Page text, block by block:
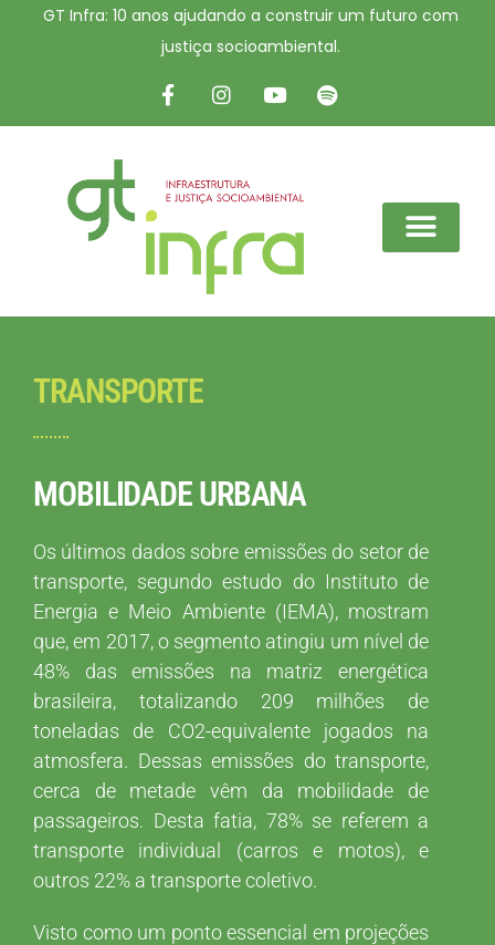
GT Infra: 10 anos ajudando a construir um futuro com
justiça socioambiental.
TRANSPORTE
MOBILIDADE URBANA
Os últimos dados sobre emissões do setor de
transporte, segundo estudo do Instituto de
Energia e Meio Ambiente (IEMA), mostram
que, em 2017, o segmento atingiu um nível de
48% das emissões na matriz energética
brasileira, totalizando 209 milhões de
toneladas de CO2-equivalente jogados na
atmosfera. Dessas emissões do transporte,
cerca de metade vêm da mobilidade de
passageiros. Desta fatia, 78% se referem a
transporte individual (carros e motos), e
outros 22% a transporte coletivo.
Visto como um ponto essencial em projeções